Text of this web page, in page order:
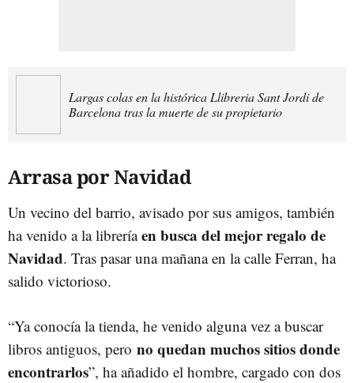
Largas colas en la histórica Llibreria Sant Jordi de
Barcelona tras la muerte de su propietario
Arrasa por Navidad
Un vecino del barrio, avisado por sus amigos, también
ha venido a la libreríaen busca del mejor regalo de
Navidad. Tras pasar una mañana en la calle Ferran, ha
salido victorioso.
“Ya conocía la tienda, he venido alguna vez a buscar
libros antiguos, pero no quedan muchos sitios donde
encontrarlos”, ha añadido el hombre, cargado con dos